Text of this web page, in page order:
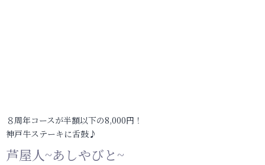
８周年コースが半額以下の8,000円！
神戸牛ステーキに舌鼓♪
芦屋人~あしやびと~